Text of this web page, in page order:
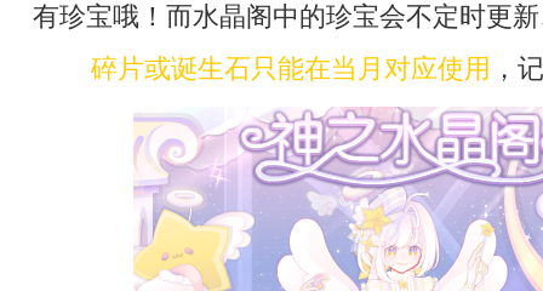
有珍宝哦！而水晶阁中的珍宝会不定时更
碎片或诞生石只能在当月对应使用 ，